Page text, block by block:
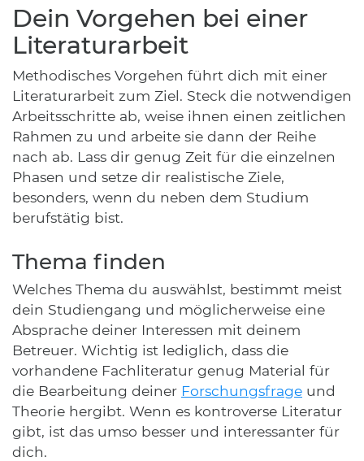
Dein Vorgehen bei einer
Literaturarbeit
Methodisches Vorgehen führt dich mit einer
Literaturarbeit zum Ziel. Steck die notwendigen
Arbeitsschritte ab, weise ihnen einen zeitlichen
Rahmen zu und arbeite sie dann der Reihe
nach ab. Lass dir genug Zeit für die einzelnen
Phasen und setze dir realistische Ziele,
besonders, wenn du neben dem Studium
berufstätig bist.
Thema finden
Welches Thema du auswählst, bestimmt meist
dein Studiengang und möglicherweise eine
Absprache deiner Interessen mit deinem
Betreuer. Wichtig ist lediglich, dass die
vorhandene Fachliteratur genug Material für
die Bearbeitung deiner Forschungsfrage und
Theorie hergibt. Wenn es kontroverse Literatur
gibt, ist das umso besser und interessanter für
dich.